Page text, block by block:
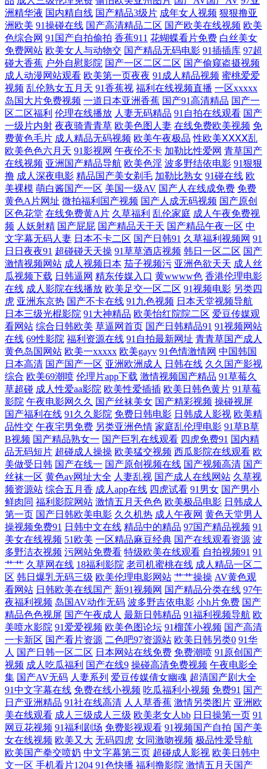
豆花 亚洲性爱影院 国产欧美二 日韩老湿有码日韩 欧日韩aa 最新久草视频
观看 成人色网AV 男同肛交在线观看 91新网址 色资源97 人妻第八页 91在
线破处 四虎视屏 99欧美不能看 久草探花 青娱乐老司机福利 另类专区av
亚洲色色影院 国产精品传媒1 日本不卡12 欧美成人2穴网 超碰激情 日本欧
美色图 欧美中文字幕AV 97超碰人人艹 日本中文字幕黄色 欧美亚洲日韩激
情 欧美大片aa在线 福利社嫩草一二 3级片av片网 欧美成人三级 大香蕉伊
人AV 欧美丁香园婷婷 91网页版免费看 日韩中文欧美 精品韩日 97天码 日
日夜夜欢毛片 老湿机国产在线 www青青三级 白丝足交自慰 五月婷色色
久操资源福利在线 超碰在线69播放 亚洲AV午夜剧场 欧美激情网站 囯产成
人AV传媒 91每日更新 青娱乐毛片 激情超碰在线 99热大香蕉 婷婷五月天
成人 黄色仓库看片 91午夜福利影院 伊人春色av 欧美韩日 成人福利软件导
航 午夜影院强奸 欧美无砖砖区 抖阴变态大 伊人久久国产精品 男人午夜剧
场 超碰97在线人妻 91国产下载 日本A片在线观看 国产精品日韩欧 91黄页
字幕网 午夜伦理片AV 老司机69 俺去啦AV官方 亚洲操逼艺术 欧美ⅤA 高
清午夜私人男女 午夜诱惑网站 九一一区二区 91女同动漫 男女色色大全套
操女人逼三级片 日韩美123视频 国产1区2视频 午夜福利韩国 日本色系天
堂 日本色站 大香蕉网官网内 五月四虎停停色图 玖玖在线视频 91系列在线
视频 欧美欧美欧美欧美 99就要操逼 人妻操逼片播放 韩国AV电影网址 91
观看国产白丝 欧美变态在线 大香蕉WWW 影音先锋女人成人 美日大香蕉
A av老湿影院 日韩女优无码a 国产三级网站精品 91看片入口 欧美性爱另类
3 变态另类欧美 色色五月天网站 欧美轮理 超碰总站 午夜影院污 黄色一区
久久 91高跟丝袜啪啪 青娱乐99在线 成人论坛资源 午夜久草资源站 激情四
射影院 AV香蕉 婷婷碰碰 韩日无码射 91次元 欧美黄色网 AV综合导航站
五月天去色色 九九热国产视频 91婷婷射 日本www线 东京热av在线 自拍
超碰在线 蜜芽9啪啪视频 超碰操久 无码一卡 狠狠鲁无码色导航 91国内在
洲精华液 国内精自线 国产精品3级片 成年女人视频 狠狠撸亚
洲欧美 91操碰在线 国产高清精品二区 国产欧美在线视频 欧美
色综合网 91国产自拍偷拍 香蕉911 花蝴蝶看片免费 白丝美女
免费网站 欧美女人与动物交 国产精品无码电影 91插插库 97超
碰大香蕉 户外自慰影院 国产一区二区二区 国产偷窥盗摄视频
成人动漫网站观看 欧美第一页夜夜 91成人精品视频 蜜桃爱爱
视频 乱伦熟女五月天 91香蕉视 福利在线视频直播 一区xxxxx
岛国大片免费视频 一道日本亚洲香蕉 国产91高清精品 国产一
区二区福利 伦理在线播放 人妻无码精品 91自拍在线观看 国产
一级片内射 夜夜骑青青草 欧美色图人妻 在线免费欧美视频 免
费黄色毛片 成人精品无码视频 欧美午夜极品 性欧美ⅩⅩⅩⅩ乱
欧美色色六月天 91影视网 午夜伦不卡 加勒比性爱网 青草国产
在线视频 亚洲国产精品导航 欧美色淫 波多野结依电影 91狠狠
撸 成人深夜电影 精品国产美女剃毛 加勒比熟女 91碰在线 欧
美裸模 萌白酱国产一区 美国一级AV 国产人在线成免费 免费
黄色A片网址 微拍福利国产视频 国产人成无码视频 国产原创
区色花堂 在线免费黄A片 久草福利 乱伦家庭 成人午夜免费视
频 人妖射精 国产屁屁 国产精品天干天 国产精品午夜一区 中
文字幕无码人妻 日本不卡二区 国产日韩91 久草福利视频网 91
日日夜夜91 超碰碰天天操 91草草酒店视频 韩日一区二区 国产
激情视频网站 成人视频日本 茄子视频污 亚洲色欲天天 成人丝
瓜视频下载 日韩逼网 精东传媒入口 黄wwww色 香港伦理电影
在线 成人影院在线播放 欧美足交一区二区 91视频电影 另类四
虎 亚洲东京热 国产不卡在线 91九色视频 日本天堂视频导航
日本三级光棍影院 91大神精品 欧美怡红院院二区 爱豆传媒观
看网站 综合日韩欧美 草逼网首页 国产日韩精品91 91视频网站
在线 69性影院 福利资源在线 91自拍最新网址 青青草国产成人
黄色岛国网站 欧美一xxxxx 欧美gayv 91色情激情网 中国韩国
日本高清 国产国产一区 亚洲欧洲成人 日韩在线 久久国产影视
综合 欧美69潮喷 伦理片app下载 激情视频国产精品 91草莓久
草超碰 成人性爱aa影院 欧美性爱插插 欧美日韩色黄片 91草莓
影院 午夜电影网久久 国产丝袜美女 国产精彩视频 操碰视屏
国产福利在线 91久久影院 免费日韩电影 日韩成人影视 欧美精
品性交 午夜宅男免费 另类亚洲色情 家庭乱伦理电影 91草B草
B视频 国产精品熟女一 国产巨乳在线观看 四虎免费91 国内精
品无码短片 超碰成人操操 欧美猛交视频 西瓜影院在线观看 欧
美做受日韩 国产在线一 国产原创视频在线 国产视频高清 国产
丝袜一区 黄色av网址大全 人妻乱视 国产成人在线网站 久草视
频资源站 综合五月香 成人app在线 四虎试看 91男女 国产男小
鲜肉同 福利影院网站 激情五月天色色 欧美极品电影 日韩成人
第一页 国产日韩欧美电影 久久机热 成人午夜网 黄色天堂男人
操视频免费91 日韩中文在线 精品中的精品 97国产精品视频 91
美女在线视频 51欧美 一区精品麻豆经典 国产在线观看资源 波
多野洁衣视频 污网站免费看 特级欧美在线观看 自拍视频91 91
艹艹 久草网在线 18福利影院 老司机蜜桃在线 成人精品一区二
区 韩日爆乳无码三级 欧美伦理电影网站 艹艹操操 AV黄色观
看网站 日韩欧美在线国产 新91视频网 国产精品分类在线 97午
夜福利视频 岛国AV动作无码 波多野吉依电影 小h片免费 国产
精品色色视屏 国产午夜成人 最新日韩精品 91福利视频导航 欧
美喷水影院 91爱爱视频 欧美色图论坛 91榴莲小视频 国产高清
一卡新区 国产看片资源 二色吧97资源站 欧美日韩另类0 91华
人 国产日韩一区二区 日本网站在线免费 免费潮喷 91原创国产
视频 成人吃瓜福利 国产在线9 操碰高清免费视频 午夜电影全
集 国产AV无码 人妻系列 爱豆传媒倩女幽魂 超清国产剧大全
91中文字幕在线 免费在线小视频 吃瓜福利小视频 免费91 国产
日产亚洲精品 91社在线高清 人人草香蕉 激情另类图片 亚洲欧
美在线观看 成人三级成人三级 欧美老女人bb 日日操第一页 91
网豆花视频 91福利剧场 免费影视观看 91视频国产自拍 国产美
女在线视频 欧美又大 无码四虎 女同激吻视频 极品性爱导航
欧美国产拳交喷奶 中文字幕第三页 超碰成人影视 欧美日韩中
文一区 手机看片1204 91色快播 福利撸影院 激情五月天国产